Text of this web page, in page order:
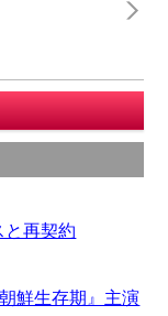
と再契約
鮮生存期』主演